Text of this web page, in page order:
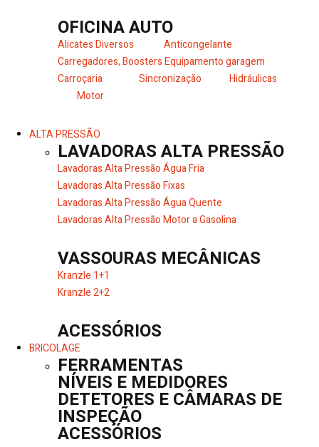
OFICINA AUTO
Alicates Diversos
Anticongelante
Carregadores, BoostersEquipamento garagem
Carroçaria
Sincronização
Hidráulicas
Motor
ALTA PRESSÃO
LAVADORAS ALTA PRESSÃO
Lavadoras Alta Pressão Água Fria
Lavadoras Alta Pressão Fixas
Lavadoras Alta Pressão Água Quente
Lavadoras Alta Pressão Motor a Gasolina
VASSOURAS MECÂNICAS
Kranzle 1+1
Kranzle 2+2
ACESSÓRIOS
BRICOLAGE
FERRAMENTAS
NÍVEIS E MEDIDORES
DETETORES E CÂMARAS DE
INSPEÇÃO
ACESSÓRIOS